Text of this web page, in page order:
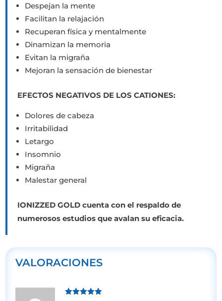
Despejan la mente
Facilitan la relajación
Recuperan física y mentalmente
Dinamizan la memoria
Evitan la migraña
Mejoran la sensación de bienestar
EFECTOS NEGATIVOS DE LOS CATIONES:
Dolores de cabeza
Irritabilidad
Letargo
Insomnio
Migraña
Malestar general
IONIZZED GOLD cuenta con el respaldo de
numerosos estudios que avalan su eficacia.
VALORACIONES